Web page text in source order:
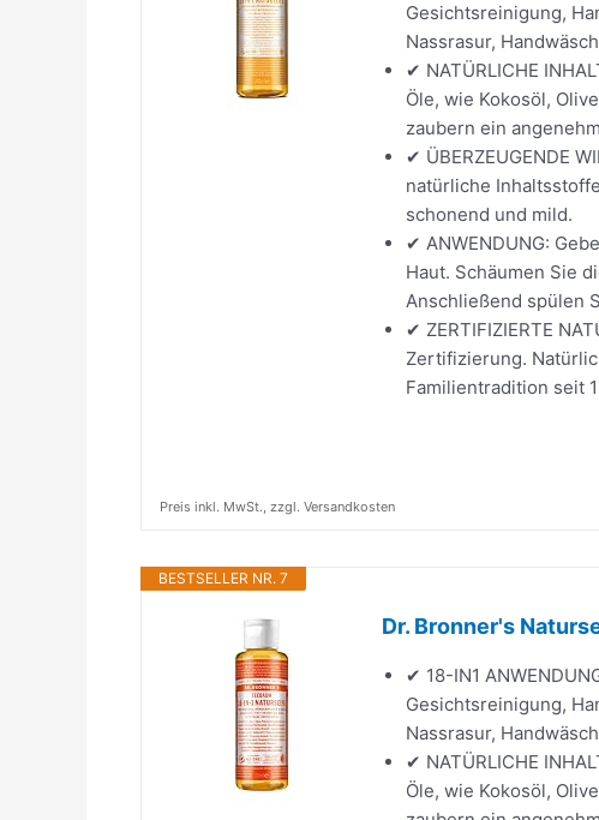
Gesichtsreinigung,
Nassrasur,
✔ NATÜRLICHE
Öle, wie Kokosöl,
zaubern ein
✔ ÜBERZEUGENDE
natürliche
schonend und mild.
✔ ANWENDUNG:
Haut. Schäumen Sie
Anschließend spülen
✔ ZERTIFIZIERTE
Zertifizierung.
Familientradition seit
Preis inkl. MwSt., zzgl. Versandkosten
BESTSELLER NR. 7
Dr. Bronner's
✔ 18-IN1
Gesichtsreinigung,
Nassrasur,
✔ NATÜRLICHE
Öle, wie Kokosöl,